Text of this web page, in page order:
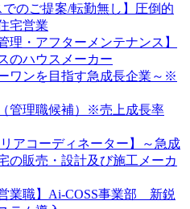
でのご提案/転勤無し】圧倒的
宅営業
理・アフターメンテナンス】
のハウスメーカー
ワンを目指す急成長企業～※
管理職候補）※売上成長率
アコーディネーター】～急成
の販売・設計及び施工メーカ
業職】Ai-COSS事業部 新鋭